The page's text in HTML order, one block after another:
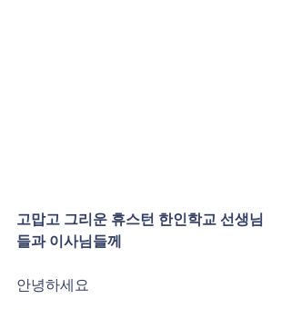
고맙고 그리운 휴스턴 한인학교 선생님
들과 이사님들께
안녕하세요